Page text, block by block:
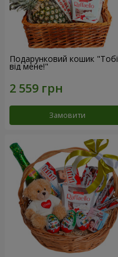
Подарунковий кошик "Тобі
від мене!"
Замовити